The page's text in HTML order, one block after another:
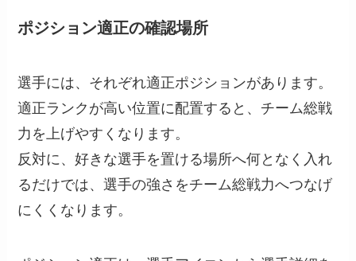
ポジション適正の確認場所
選手には、それぞれ適正ポジションがあります。
適正ランクが高い位置に配置すると、チーム総戦
力を上げやすくなります。
反対に、好きな選手を置ける場所へ何となく入れ
るだけでは、選手の強さをチーム総戦力へつなげ
にくくなります。